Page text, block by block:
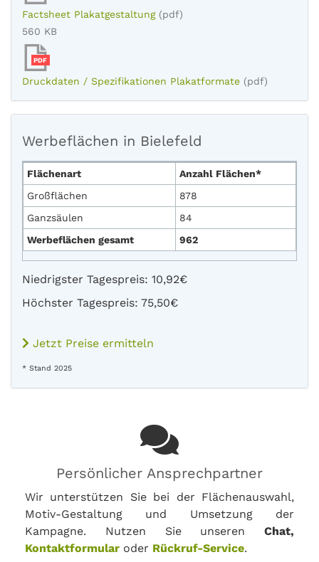
Factsheet Plakatgestaltung (pdf)
560 KB
PDF
Druckdaten / Spezifikationen Plakatformate (pdf)
Werbeflächen in Bielefeld
Flächenart
Anzahl Flächen*
Großflächen
878
Ganzsäulen
84
Werbeflächen gesamt
962
Niedrigster Tagespreis: 10,92€
Höchster Tagespreis: 75,50€
Jetzt Preise ermitteln
* Stand 2025
Persönlicher Ansprechpartner
Wir unterstützen Sie bei der Flächenauswahl,
Motiv-Gestaltung und Umsetzung der
Kampagne. Nutzen Sie unseren Chat,
Kontaktformular oder Rückruf-Service.